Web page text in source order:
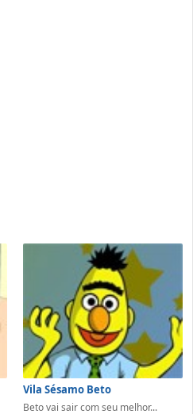
Vila Sésamo Beto
Beto vai sair com seu melhor...